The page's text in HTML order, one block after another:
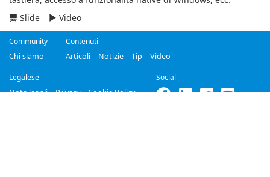
Slide
Video
Community
Chi siamo
Contenuti
Articoli
Notizie Tip Video
Legalese
Note legali
Privacy Cookie Policy
Social